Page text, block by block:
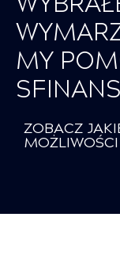
MY
ZOBACZ
MOŻLIWOŚCI